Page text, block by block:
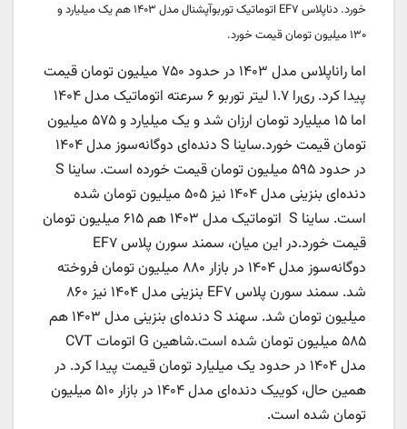
خورد. دناپلاس EF۷ اتوماتیک توربوآپشنال مدل ۱۴۰۳ هم یک میلیارد و
۱۳۰ میلیون تومان قیمت خورد.
اما راناپلاس مدل ۱۴۰۳ در حدود ۷۵۰ میلیون تومان قیمت
پیدا کرد. ری‌را ۱.۷ لیتر توربو ۶ سرعته اتوماتیک مدل ۱۴۰۴
اما ۱۵ میلیارد تومان ارزان شد و یک میلیارد و ۵۷۵ میلیون
تومان قیمت خورد.ساینا S دنده‌ای دوگانه‌سوز مدل ۱۴۰۴
در حدود ۵۹۵ میلیون تومان قیمت خورده است. ساینا S
دنده‌ای بنزینی مدل ۱۴۰۴ نیز ۵۰۵ میلیون تومان شده
است. ساینا S اتوماتیک مدل ۱۴۰۳ هم ۶۱۵ میلیون تومان
قیمت خورد.در این میان، سمند سورن پلاس EF۷
دوگانه‌سوز مدل ۱۴۰۴ در بازار ۸۸۰ میلیون تومان فروخته
شد. سمند سورن پلاس EF۷ بنزینی مدل ۱۴۰۴ نیز ۸۶۰
میلیون تومان شد. سهند S دنده‌ای بنزینی مدل ۱۴۰۳ هم
۵۸۵ میلیون تومان شده است.شاهین G اتومات CVT
مدل ۱۴۰۴ در حدود یک میلیارد تومان قیمت پیدا کرد. در
همین حال، کوییک دنده‌ای مدل ۱۴۰۴ در بازار ۵۱۰ میلیون
تومان شده است.